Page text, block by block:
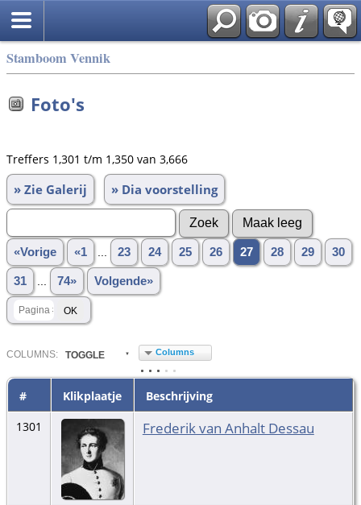
Stamboom Vennik
Foto's
Treffers 1,301 t/m 1,350 van 3,666
» Zie Galerij » Dia voorstelling
«Vorige «1 23 24 25 26 27 28 29 30
31 74» Volgende»
COLUMN S: TOGGLE Columns
# Klikplaatje
Beschrijving
1301
Frederik van Anhalt Dessau